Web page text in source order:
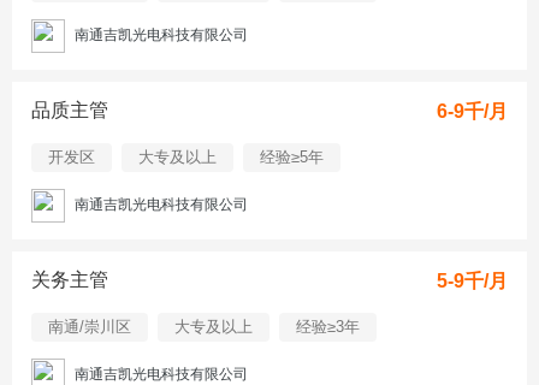
南通吉凯光电科技有限公司
品质主管 6-9千/月
开发区 大专及以上 经验≥5年
南通吉凯光电科技有限公司
关务主管 5-9千/月
南通/崇川区 大专及以上 经验≥3年
南通吉凯光电科技有限公司